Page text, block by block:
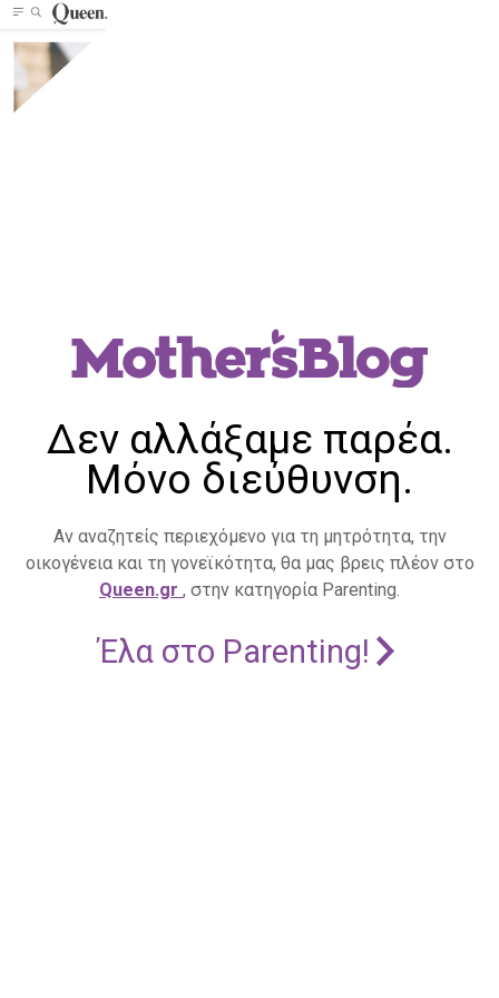
Δεν αλλάξαμε παρέα.
Μόνο διεύθυνση.
Αν αναζητείς περιεχόμενο για τη μητρότητα, την
οικογένεια και τη γονεϊκότητα, θα μας βρεις πλέον στο
Queen.gr , στην κατηγορία Parenting.
Έλα στο Parenting!